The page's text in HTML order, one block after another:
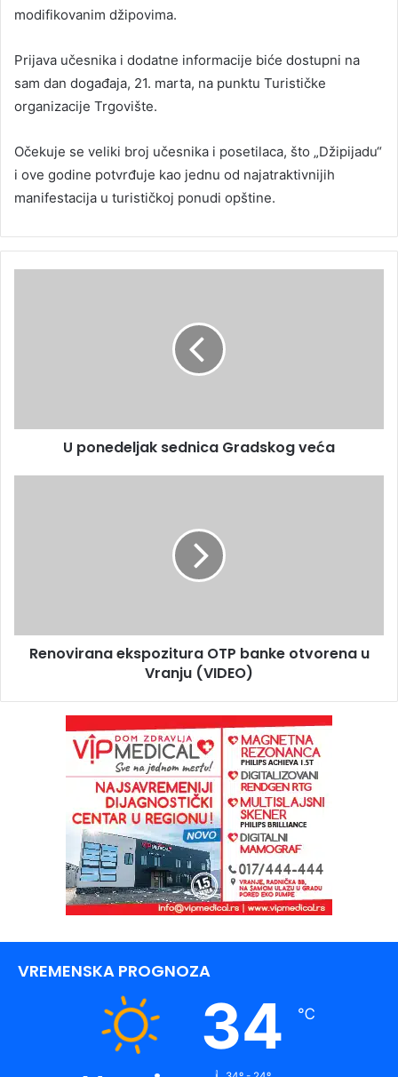
modifikovanim džipovima.
Prijava učesnika i dodatne informacije biće dostupni na
sam dan događaja, 21. marta, na punktu Turističke
organizacije Trgovište.
Očekuje se veliki broj učesnika i posetilaca, što „Džipijadu“
i ove godine potvrđuje kao jednu od najatraktivnijih
manifestacija u turističkoj ponudi opštine.
U ponedeljak sednica Gradskog veća
Renovirana ekspozitura OTP banke otvorena u
Vranju (VIDEO)
VREMENSKA PROGNOZA
34 ℃